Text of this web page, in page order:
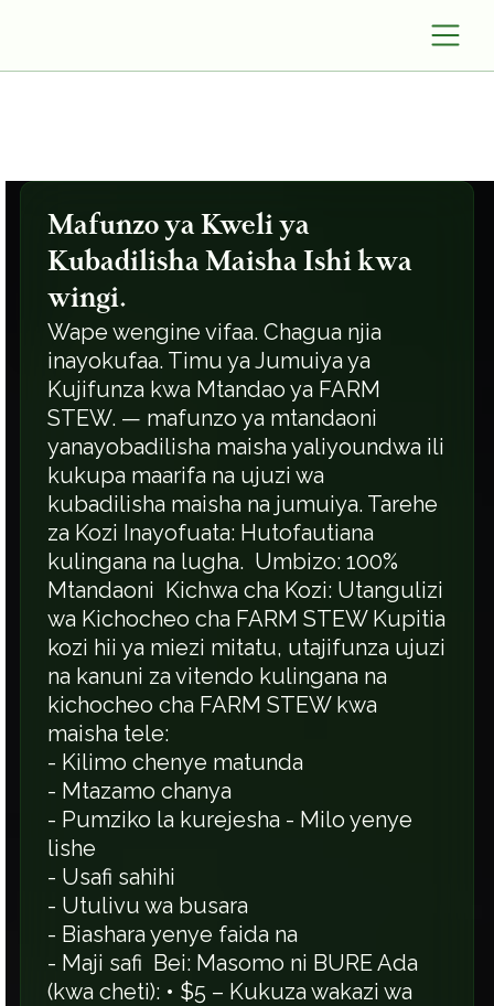
Mafunzo ya Kweli ya
Kubadilisha Maisha Ishi kwa
wingi.
Wape wengine vifaa. Chagua njia
inayokufaa. Timu ya Jumuiya ya
Kujifunza kwa Mtandao ya FARM
STEW. — mafunzo ya mtandaoni
yanayobadilisha maisha yaliyoundwa ili
kukupa maarifa na ujuzi wa
kubadilisha maisha na jumuiya. Tarehe
za Kozi Inayofuata: Hutofautiana
kulingana na lugha. Umbizo: 100%
Mtandaoni Kichwa cha Kozi: Utangulizi
wa Kichocheo cha FARM STEW Kupitia
kozi hii ya miezi mitatu, utajifunza ujuzi
na kanuni za vitendo kulingana na
kichocheo cha FARM STEW kwa
maisha tele:
- Kilimo chenye matunda
- Mtazamo chanya
- Pumziko la kurejesha - Milo yenye
lishe
- Usafi sahihi
- Utulivu wa busara
- Biashara yenye faida na
- Maji safi Bei: Masomo ni BURE Ada
(kwa cheti): •⁠ ⁠$5 – Kukuza wakazi wa